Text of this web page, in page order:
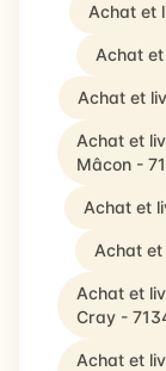
Achat et
Achat
Achat et
Achat et
Mâcon -
Achat et
Achat et
Achat et
Cray -
Achat et